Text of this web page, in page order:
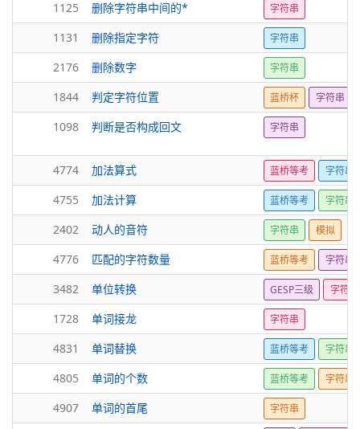
1125 删除字符串中间的* 字符串
1131 删除指定字符 字符串
2176 删除数字 字符串
1844 判定字符位置 蓝桥杯 字符串
1098 判断是否构成回文 字符串
4774 加法算式 蓝桥等考 字符串
4755 加法计算 蓝桥等考 字符串
2402 动人的音符 字符串 模拟
4776 匹配的字符数量 蓝桥等考 字符串
3482 单位转换 GESP三级 字符串
1728 单词接龙 字符串
4831 单词替换 蓝桥等考 字符串
4805 单词的个数 蓝桥等考 字符串
4907 单词的首尾 字符串